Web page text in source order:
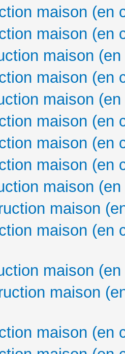
maison (en
maison (en
maison
maison (en
maison
maison (en
maison (en
maison (en
maison
maison
maison (en
maison
maison
maison (en